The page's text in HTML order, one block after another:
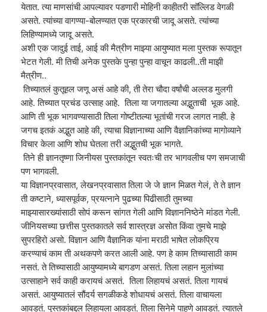
येतात. त्या माणसांची आपल्यावर पडणारी मोहिनी काहीतरी सॉल्लिड वेगळी
असते. त्यांच्या वागण्या-बोलण्यात एक प्रकारची जादू असते. त्यांच्या
लिहिण्यामध्ये जादू असते.
अशी एक जादुई ताई, आई की मैत्रीण माझ्या आयुष्यात मला पुस्तक रूपातून
भेटत गेली. मी तिची अनेक पुस्तके पुन्हा पुन्हा वाचून काढली..ती माझी
मैत्रीण..
तिच्यातलं कुतूहल जणू असं आहे की, ती तेरा चौदा वर्षांची अल्लड मुलगी
आहे. तिच्यात प्रचंड उत्साह आहे. तिला या जगातल्या अद्भुताची भूक आहे.
आणि ती भूक भागवण्यासाठी तिला गोष्टीतल्या भूतांची गरज लागत नाही. हे
जगच इतकं अद्भुत आहे की, त्याचा विज्ञानाच्या आणि वैज्ञानिकांच्या मागोव्याने
विचार केला आणि शोध घेतला तरी अद्भुतची भूक भागते.
तिने ही ज्ञानतृष्णा जिनीयस पुस्तकांतून स्वतःची तर भागवलीच पण समजाची
पण भागवली.
या विज्ञानप्रवासात, लेखनप्रवासात तिला जे जे ज्ञान मिळत गेलं, ते ते ज्ञान
ती कष्टाने, ध्यासपूर्वक, प्रयत्नाने पुढच्या पिढीसाठी तुमच्या
माझ्यासारख्यांसाठी सोपं करून सांगत गेली आणि विज्ञाननिष्ठेने मांडत गेली.
जीनियसच्या छत्तीस पुस्तकातले सर्व शास्त्रज्ञ असोत किंवा तुमचे माझे
सुपरहिरो असो. विज्ञान आणि वैज्ञानिक यांना मराठी भाषेत लोकप्रिय
करण्याचं काम ती अथकपणे करत आली आहे. पण हे काम तिच्यासाठी काम
नसतं. ते तिच्यासाठी आयुष्यामध्ये बागडण असतं. तिला लहान मुलांच्या
उत्साहाने सर्व काही करायचं असतं. तिला लिहायचं असतं. तिला गायचं
असतं. आयुष्यातलं सौंदर्य सगळीकडे शोधायचं असतं. तिला वाचायला
आवडतं. पुस्तकांबद्दल लिहायला आवडतं. तिला सिनेमे पाहणे आवडतं. त्यातले